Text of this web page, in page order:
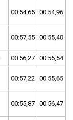
00:54,65 00:54,96
00:57,55 00:55,40
00:56,27 00:55,54
00:57,22 00:55,65
00:55,87 00:56,47